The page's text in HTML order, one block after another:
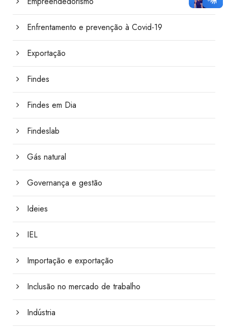
Enfrentamento e prevenção à Covid-19
Exportação
Findes
Findes em Dia
Findeslab
Gás natural
Governança e gestão
Ideies
IEL
Importação e exportação
Inclusão no mercado de trabalho
Indústria